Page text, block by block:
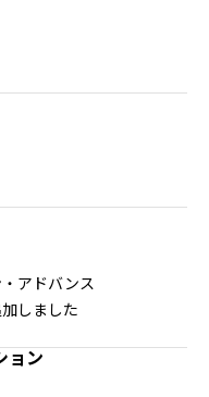
アドバンス
しました
ョン